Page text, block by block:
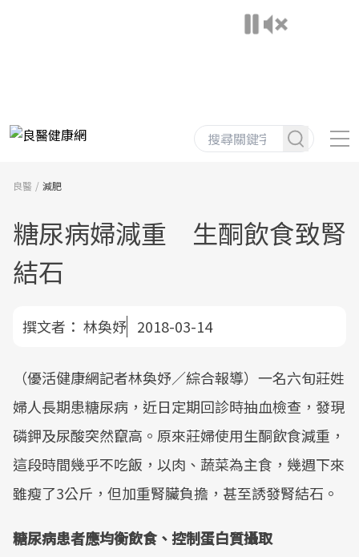
良醫 減肥
糖尿病婦減重 生酮飲食致腎
結石
撰文者： 林奐妤 2018-03-14
（優活健康網記者林奐妤／綜合報導）一名六旬莊姓
婦人長期患糖尿病，近日定期回診時抽血檢查，發現
磷鉀及尿酸突然竄高。原來莊婦使用生酮飲食減重，
這段時間幾乎不吃飯，以肉、蔬菜為主食，幾週下來
雖瘦了3公斤，但加重腎臟負擔，甚至誘發腎結石。
糖尿病患者應均衡飲食、控制蛋白質攝取